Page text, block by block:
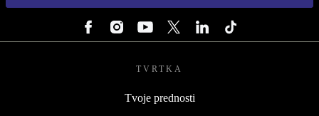
TVRTKA
Tvoje prednosti